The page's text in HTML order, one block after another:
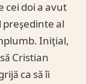
cei doi a avut
preşedinte al
Iniţial,
Cristian
ca să îi